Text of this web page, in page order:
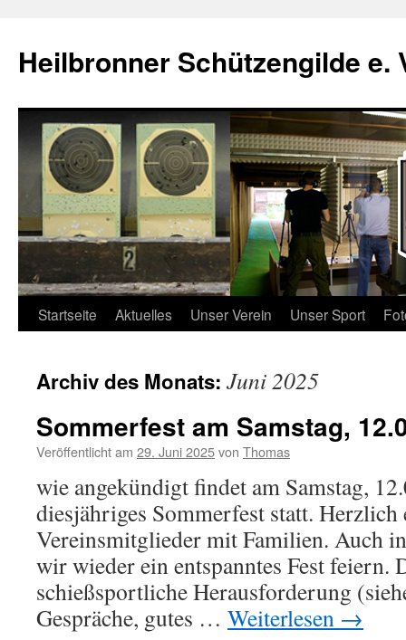
springen
Heilbronner Schützengilde e.
Startseite Aktuelles Unser Verein Unser Sport
Archiv des Monats: Juni 2025
Sommerfest am Samstag,
Veröffentlicht am 29. Juni 2025von Thomas
wie angekündigt findet am Samstag,
diesjähriges Sommerfest statt. Herzlich
Vereinsmitglieder mit Familien. Auch
wir wieder ein entspanntes Fest feiern.
schießsportliche Herausforderung
Gespräche, gutes … Weiterlesen →